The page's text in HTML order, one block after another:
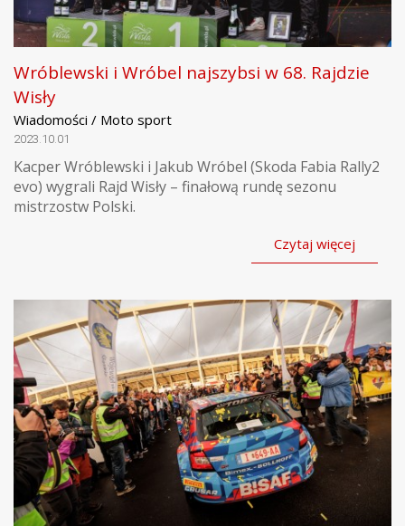
Wróblewski i Wróbel najszybsi w 68. Rajdzie
Wisły
Wiadomości / Moto sport
2023.10.01
Kacper Wróblewski i Jakub Wróbel (Skoda Fabia Rally2
evo) wygrali Rajd Wisły – finałową rundę sezonu
mistrzostw Polski.
Czytaj więcej